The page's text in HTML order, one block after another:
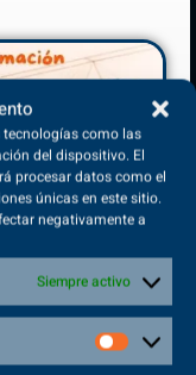
tecnologías como las
del dispositivo. El
procesar datos como el
únicas en este sitio.
negativamente a
Siempre activo
- Toledo